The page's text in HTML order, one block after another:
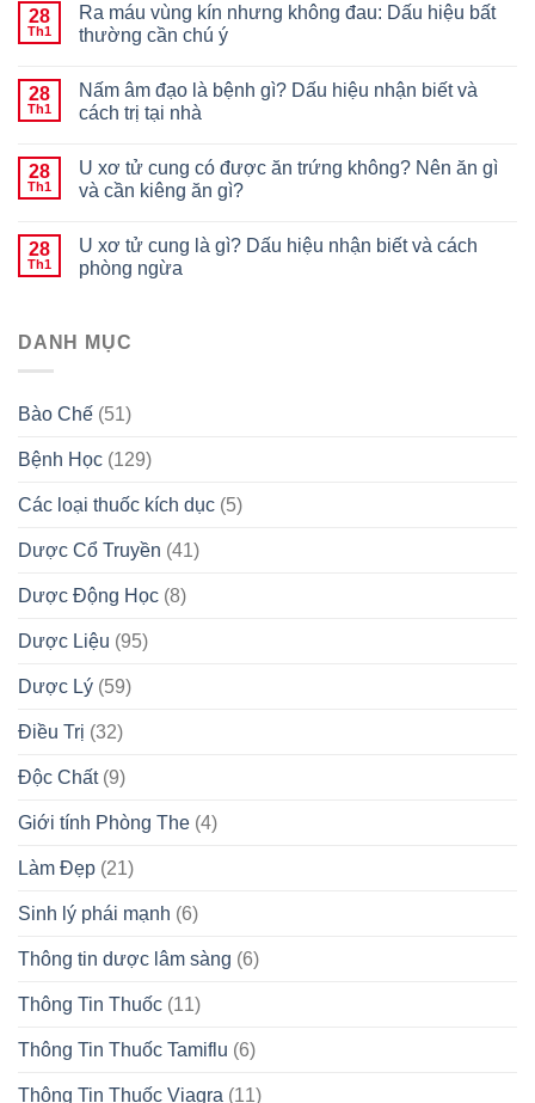
28
Th1
Ra máu vùng kín nhưng không đau: Dấu hiệu bất
thường cần chú ý
28
Th1
Nấm âm đạo là bệnh gì? Dấu hiệu nhận biết và
cách trị tại nhà
28
Th1
U xơ tử cung có được ăn trứng không? Nên ăn gì
và cần kiêng ăn gì?
28
Th1
U xơ tử cung là gì? Dấu hiệu nhận biết và cách
phòng ngừa
DANH MỤC
Bào Chế (51)
Bệnh Học (129)
Các loại thuốc kích dục (5)
Dược Cổ Truyền (41)
Dược Động Học (8)
Dược Liệu (95)
Dược Lý (59)
Điều Trị (32)
Độc Chất(9)
Giới tính Phòng The (4)
Làm Đẹp (21)
Sinh lý phái mạnh (6)
Thông tin dược lâm sàng (6)
Thông Tin Thuốc (11)
Thông Tin Thuốc Tamiflu (6)
Thông Tin Thuốc Viagra (11)